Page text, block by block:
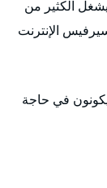
الكثير من
الإنترنت
في حاجة